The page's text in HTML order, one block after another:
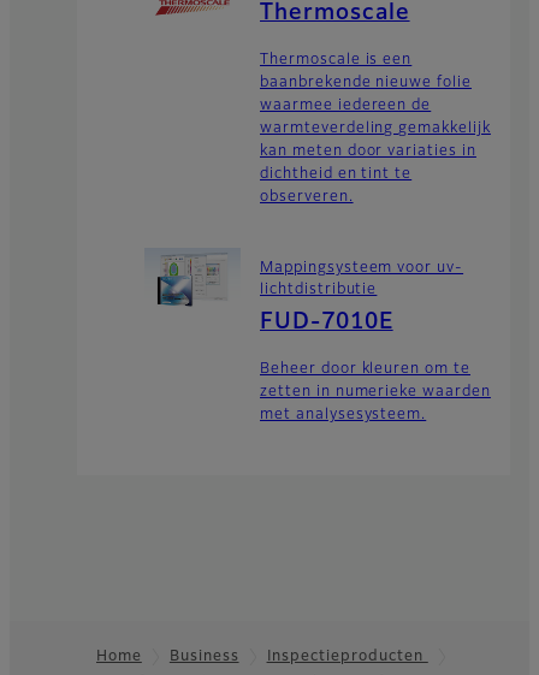
Thermoscale
Thermoscale is een
baanbrekende nieuwe folie
waarmee iedereen de
warmteverdeling gemakkelijk
kan meten door variaties in
dichtheid en tint te
observeren.
Mappingsysteem voor uv-
lichtdistributie
FUD-7010E
Beheer door kleuren om te
zetten in numerieke waarden
met analysesysteem.
Home Business
Inspectieproducten